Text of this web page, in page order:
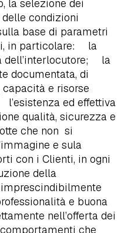
la selezione dei
condizioni
base di parametri
in particolare: la
dell’interlocutore; la
documentata, di
e risorse
ed effettiva
qualità, sicurezza e
che non si
e sula
con i Clienti, in ogni
della
e buona
nell’offerta dei
che